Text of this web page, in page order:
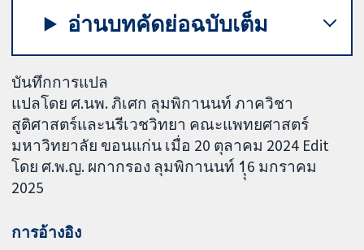
อ่านบทคัดย่อฉบับเต็ม
บันทึกการแปล
แปลโดย ศ.นพ. ภิเศก ลุมพิกานนท์ ภาควิชา
สูติศาสตร์และนรีเวชวิทยา คณะแพทยศาสตร์
มหาวิทยาลัย ขอนแก่น เมื่อ 20 ตุลาคม 2024 Edit
โดย ศ.พ.ญ. ผกากรอง ลุมพิกานนท์ 1ุุ6 มกราคม
2025
การอ้างอิง